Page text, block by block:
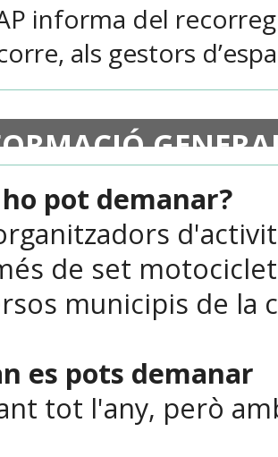
informa del
als gestors
pot demanar?
de set
municipis de la
es pots demanar
tot l'any, però